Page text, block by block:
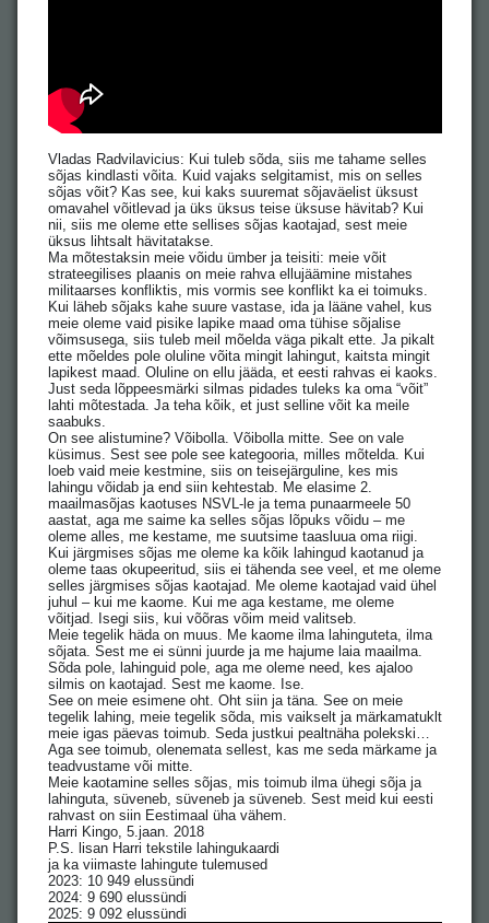
Vladas Radvilavicius: Kui tuleb sõda, siis me tahame selles
sõjas kindlasti võita. Kuid vajaks selgitamist, mis on selles
sõjas võit? Kas see, kui kaks suuremat sõjaväelist üksust
omavahel võitlevad ja üks üksus teise üksuse hävitab? Kui
nii, siis me oleme ette sellises sõjas kaotajad, sest meie
üksus lihtsalt hävitatakse.
Ma mõtestaksin meie võidu ümber ja teisiti: meie võit
strateegilises plaanis on meie rahva ellujäämine mistahes
militaarses konfliktis, mis vormis see konflikt ka ei toimuks.
Kui läheb sõjaks kahe suure vastase, ida ja lääne vahel, kus
meie oleme vaid pisike lapike maad oma tühise sõjalise
võimsusega, siis tuleb meil mõelda väga pikalt ette. Ja pikalt
ette mõeldes pole oluline võita mingit lahingut, kaitsta mingit
lapikest maad. Oluline on ellu jääda, et eesti rahvas ei kaoks.
Just seda lõppeesmärki silmas pidades tuleks ka oma “võit”
lahti mõtestada. Ja teha kõik, et just selline võit ka meile
saabuks.
On see alistumine? Võibolla. Võibolla mitte. See on vale
küsimus. Sest see pole see kategooria, milles mõtelda. Kui
loeb vaid meie kestmine, siis on teisejärguline, kes mis
lahingu võidab ja end siin kehtestab. Me elasime 2.
maailmasõjas kaotuses NSVL-le ja tema punaarmeele 50
aastat, aga me saime ka selles sõjas lõpuks võidu – me
oleme alles, me kestame, me suutsime taasluua oma riigi.
Kui järgmises sõjas me oleme ka kõik lahingud kaotanud ja
oleme taas okupeeritud, siis ei tähenda see veel, et me oleme
selles järgmises sõjas kaotajad. Me oleme kaotajad vaid ühel
juhul – kui me kaome. Kui me aga kestame, me oleme
võitjad. Isegi siis, kui võõras võim meid valitseb.
Meie tegelik häda on muus. Me kaome ilma lahinguteta, ilma
sõjata. Sest me ei sünni juurde ja me hajume laia maailma.
Sõda pole, lahinguid pole, aga me oleme need, kes ajaloo
silmis on kaotajad. Sest me kaome. Ise.
See on meie esimene oht. Oht siin ja täna. See on meie
tegelik lahing, meie tegelik sõda, mis vaikselt ja märkamatuklt
meie igas päevas toimub. Seda justkui pealtnäha polekski…
Aga see toimub, olenemata sellest, kas me seda märkame ja
teadvustame või mitte.
Meie kaotamine selles sõjas, mis toimub ilma ühegi sõja ja
lahinguta, süveneb, süveneb ja süveneb. Sest meid kui eesti
rahvast on siin Eestimaal üha vähem.
Harri Kingo, 5.jaan. 2018
P.S. lisan Harri tekstile lahingukaardi
ja ka viimaste lahingute tulemused
2023: 10 949 elussündi
2024: 9 690 elussündi
2025: 9 092 elussündi